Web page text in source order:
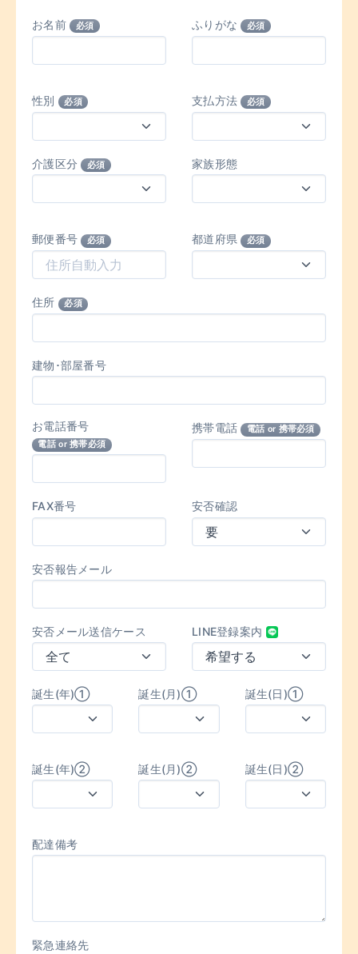
お名前 必須 ふりがな 必須
性別 必須 支払方法 必須
介護区分 必須 家族形態
郵便番号 必須 都道府県 必須
住所 必須
建物･部屋番号
お電話番号
電話 or 携帯必須
携帯電話 電話 or 携帯必須
FAX番号 安否確認
安否報告メール
安否メール送信ケース LINE登録案内
誕生(年)① 誕生(月)① 誕生(日)①
誕生(年)② 誕生(月)② 誕生(日)②
配達備考
緊急連絡先